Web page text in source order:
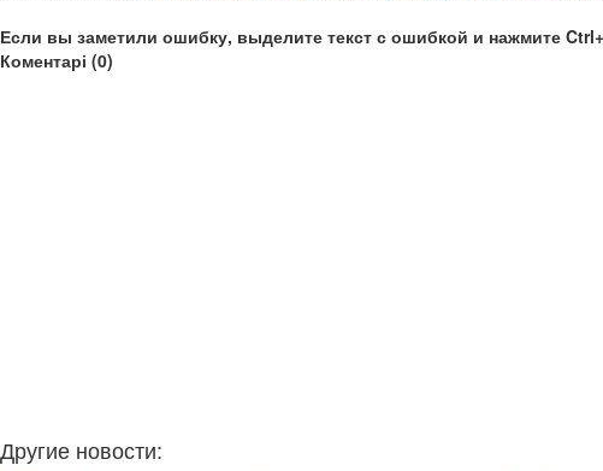
Если вы заметили ошибку, выделите текст с ошибкой и нажмите
Коментарі (0)
Другие новости: